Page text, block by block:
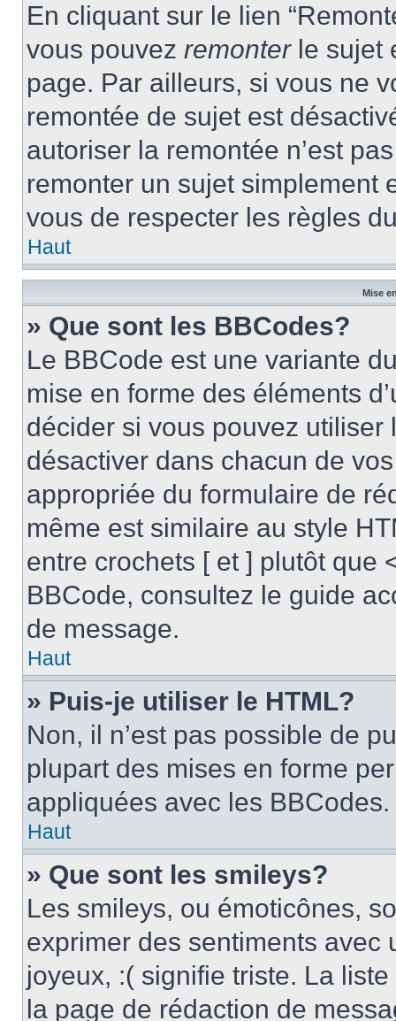
En cliquant sur le lien
vous pouvez remonterle sujet
page. Par ailleurs, si vous ne
remontée de sujet est
autoriser la remontée n’est
remonter un sujet simplement
vous de respecter les règles
Haut
Mise
» Que sont les BBCodes?
Le BBCode est une variante
mise en forme des éléments
décider si vous pouvez
désactiver dans chacun de
appropriée du formulaire de
même est similaire au style
entre crochets [ et ] plutôt que
BBCode, consultez le guide
de message.
Haut
» Puis-je utiliser le HTML?
Non, il n’est pas possible de
plupart des mises en forme
appliquées avec les BBCodes.
Haut
» Que sont les smileys?
Les smileys, ou émoticônes,
exprimer des sentiments avec
joyeux, :( signifie triste. La
la page de rédaction de